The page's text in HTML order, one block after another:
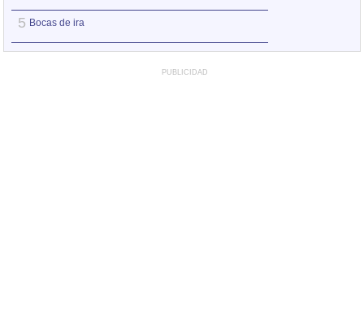
5 Bocas de ira
PUBLICIDAD